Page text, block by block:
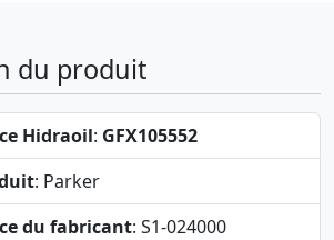
du produit
Hidraoil: GFX105552
: Parker
du fabricant: S1-024000